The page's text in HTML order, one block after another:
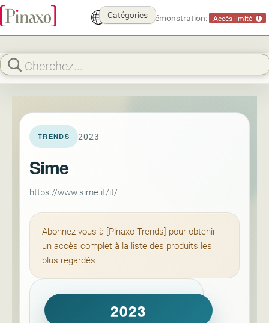
Mode démonstration: Accès limité
Catégories
TRENDS 2023
Sime
https://www.sime.it/it/
Abonnez-vous à [Pinaxo Trends] pour obtenir
un accès complet à la liste des produits les
plus regardés
2023